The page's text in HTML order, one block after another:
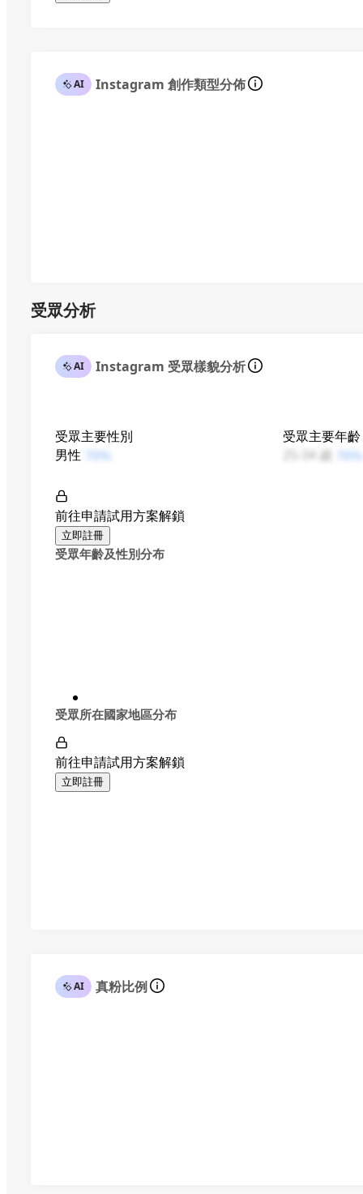
AI Instagram 創作類型分佈
受眾分析
AI Instagram 受眾樣貌分析
受眾主要性別
男性
76%
受眾主要年齡
25-34 歲
76%
前往申請試用方案解鎖
立即註冊
受眾年齡及性別分布
受眾所在國家地區分布
前往申請試用方案解鎖
立即註冊
AI 真粉比例